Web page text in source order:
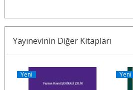
Yayınevinin Diğer Kitapları
Yeni Yeni